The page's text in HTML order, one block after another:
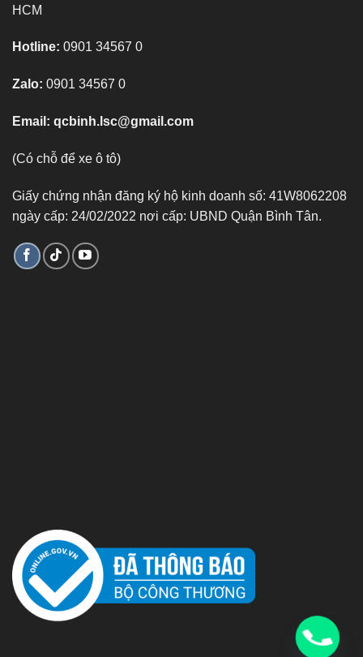
HCM
Hotline: 0901 34567 0
Zalo: 0901 34567 0
Email: qcbinh.lsc@gmail.com
(Có chỗ để xe ô tô)
Giấy chứng nhận đăng ký hộ kinh doanh số: 41W8062208
ngày cấp: 24/02/2022 nơi cấp: UBND Quận Bình Tân.